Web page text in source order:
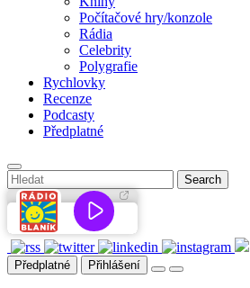
Počítačové hry/konzole
Rádia
Celebrity
Polygrafie
Rychlovky
Recenze
Podcasty
Předplatné
Předplatné Přihlášení